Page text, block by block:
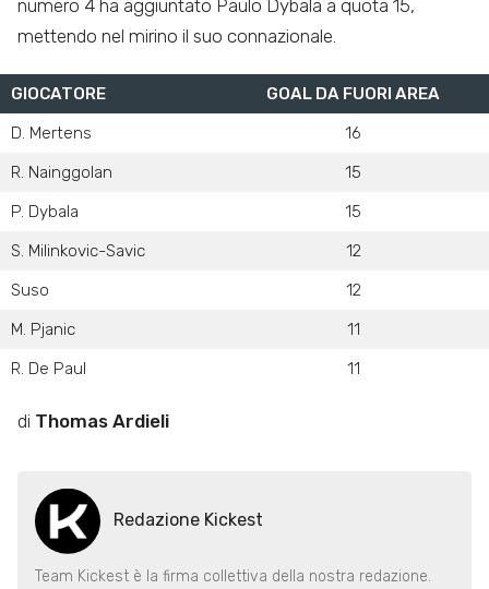
numero 4 ha aggiuntato Paulo Dybala a quota 15,
mettendo nel mirino il suo connazionale.
GIOCATORE
GOAL DA FUORI AREA
D. Mertens
16
R. Nainggolan
15
P. Dybala
15
S. Milinkovic-Savic
12
Suso
12
M. Pjanic
11
R. De Paul
11
di Thomas Ardieli
Redazione Kickest
Team Kickest è la firma collettiva della nostra redazione.